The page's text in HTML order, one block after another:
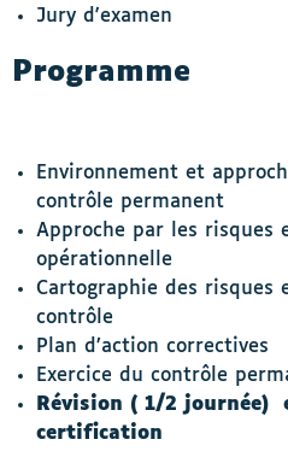
Jury d'examen
Programme
Environnement et
contrôle permanent
Approche par les risques
opérationnelle
Cartographie des risques
contrôle
Plan d’action correctives
Exercice du contrôle
Révision ( 1/2 journée)
certification